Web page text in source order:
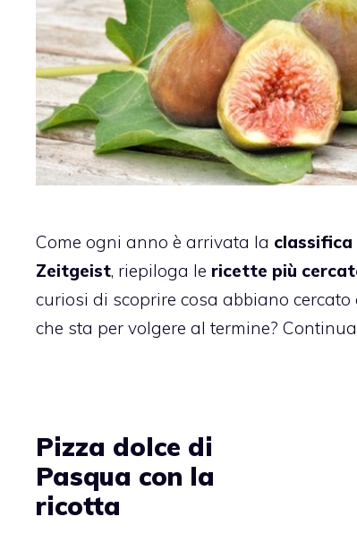
Come ogni anno è arrivata la classifica
Zeitgeist, riepiloga le ricette più
curiosi di scoprire cosa abbiano
che sta per volgere al termine?
Pizza dolce di
Pasqua con la
ricotta